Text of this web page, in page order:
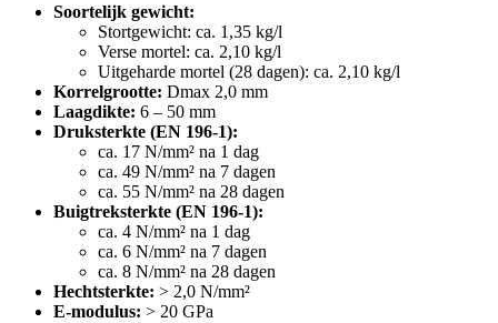
Soortelijk gewicht:
Stortgewicht: ca. 1,35 kg/l
Verse mortel: ca. 2,10 kg/l
Uitgeharde mortel (28 dagen): ca. 2,10 kg/l
Korrelgrootte: Dmax 2,0 mm
Laagdikte: 6 – 50 mm
Druksterkte (EN 196-1):
ca. 17 N/mm² na 1 dag
ca. 49 N/mm² na 7 dagen
ca. 55 N/mm² na 28 dagen
Buigtreksterkte (EN 196-1):
ca. 4 N/mm² na 1 dag
ca. 6 N/mm² na 7 dagen
ca. 8 N/mm² na 28 dagen
Hechtsterkte: > 2,0 N/mm²
E-modulus: > 20 GPa